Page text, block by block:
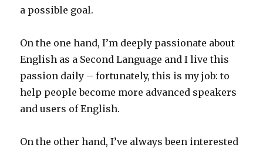
a possible goal.
On the one hand, I’m deeply passionate about
English as a Second Language and I live this
passion daily – fortunately, this is my job: to
help people become more advanced speakers
and users of English.
On the other hand, I’ve always been interested